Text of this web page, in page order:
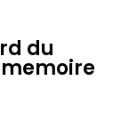
du